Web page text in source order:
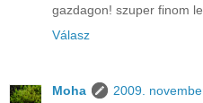
gazdagon! szuper finom
Válasz
Moha
2009.